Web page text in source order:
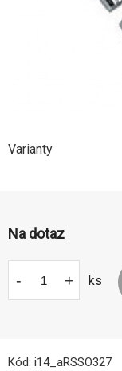
Varianty
Na dotaz
- + ks
Kód: i14_aRSSO327